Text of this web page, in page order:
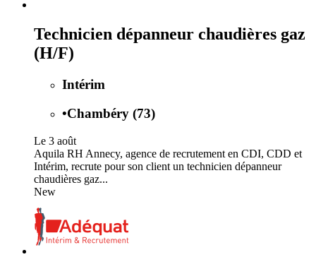
Technicien dépanneur chaudières gaz
(H/F)
Intérim
•Chambéry (73)
Le 3 août
Aquila RH Annecy, agence de recrutement en CDI, CDD et
Intérim, recrute pour son client un technicien dépanneur
chaudières gaz...
New